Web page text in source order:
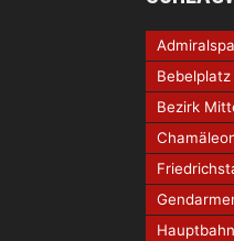
Bebelplatz
Bezirk